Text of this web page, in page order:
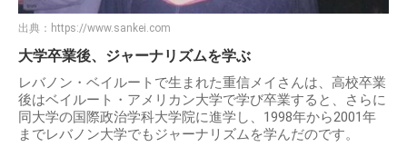
出典： https://www.sankei.com
大学卒業後、ジャーナリズムを学ぶ
レバノン・ベイルートで生まれた重信メイさんは、高校卒業
後はベイルート・アメリカン大学で学び卒業すると、さらに
同大学の国際政治学科大学院に進学し、1998年から2001年
までレバノン大学でもジャーナリズムを学んだのです。